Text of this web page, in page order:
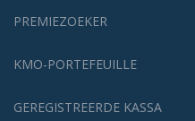
PREMIEZOEKER
KMO-PORTEFEUILLE
GEREGISTREERDE KASSA